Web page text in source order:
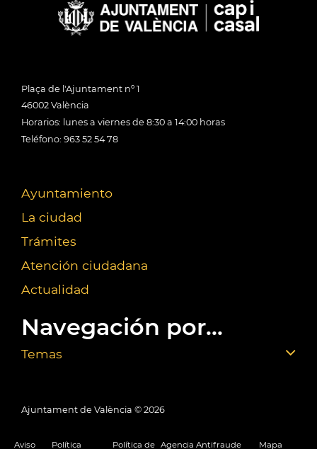
Plaça de l'Ajuntament nº 1
46002 València
Horarios: lunes a viernes de 8:30 a 14:00 horas
Teléfono: 963 52 54 78
Ayuntamiento
La ciudad
Trámites
Atención ciudadana
Actualidad
Navegación por...
Temas
Ajuntament de València © 2026
Aviso Política Política de Agencia Antifraude Mapa